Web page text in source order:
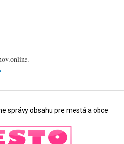
správy obsahu pre mestá a obce